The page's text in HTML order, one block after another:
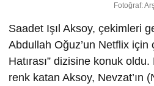
Fotoğraf:
Saadet Işıl Aksoy, çekimleri
Abdullah Oğuz’un Netflix için
Hatırası” dizisine konuk
renk katan Aksoy, Nevzat’ın